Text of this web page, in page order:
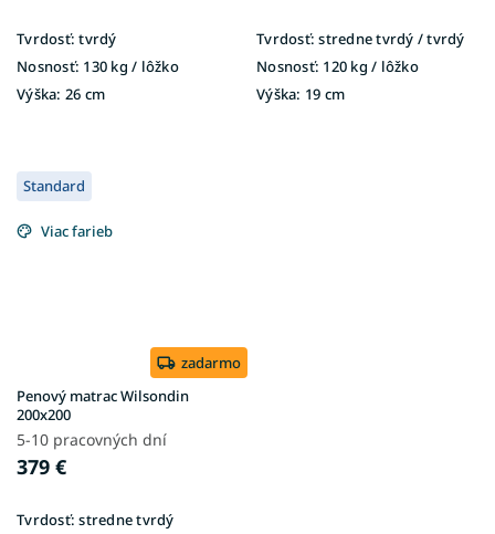
Tvrdosť: tvrdý
Nosnosť: 130 kg / lôžko
Výška: 26 cm
Tvrdosť: stredne tvrdý / tvrdý
Nosnosť: 120 kg / lôžko
Výška: 19 cm
Standard
Viac farieb
zadarmo
Penový matrac Wilsondin
200x200
5-10 pracovných dní
379 €
Tvrdosť: stredne tvrdý